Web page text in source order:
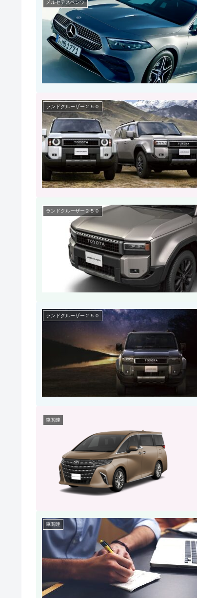
メルセデスベンツ
ランドクルーザー２５０
ランドクルーザー２５０
ランドクルーザー２５０
車関連
車関連